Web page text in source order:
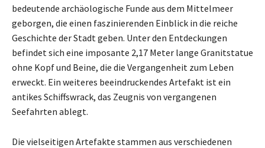
bedeutende archäologische Funde aus dem Mittelmeer
geborgen, die einen faszinierenden Einblick in die reiche
Geschichte der Stadt geben. Unter den Entdeckungen
befindet sich eine imposante 2,17 Meter lange Granitstatue
ohne Kopf und Beine, die die Vergangenheit zum Leben
erweckt. Ein weiteres beeindruckendes Artefakt ist ein
antikes Schiffswrack, das Zeugnis von vergangenen
Seefahrten ablegt.
Die vielseitigen Artefakte stammen aus verschiedenen